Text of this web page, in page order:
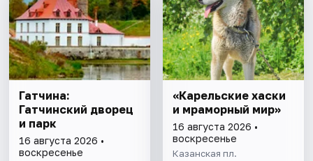
Гатчина:
Гатчинский дворец
и парк
16 августа 2026 •
воскресенье
«Карельские хаски
и мраморный мир»
16 августа 2026 •
воскресенье
Казанская пл.